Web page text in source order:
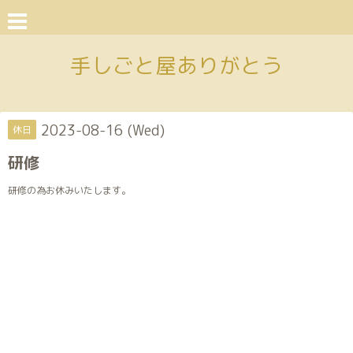
手しごと屋ありがとう
休日 2023-08-16 (Wed)
研修
研修の為お休みいたします。